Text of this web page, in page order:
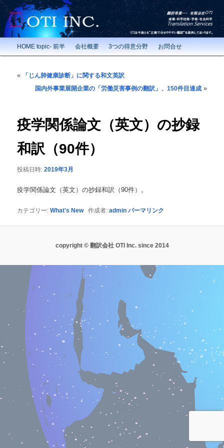
翻訳専業のOTI Inc.
翻訳専業で30年以上の実績 神奈川県綾瀬市の翻訳会社OTI Inc.
メインメニュー
メインコンテンツへ移動
HOME topic- 前半 会社概要 3つの得意分野 お問合せ
投稿ナビゲーション
«
「じん肺健康診断」に関する和文英訳
国内外事業展開企業の「労働災害事例の翻訳」、150件目達成»
疫学関係論文（英文）の抄録
和訳（90件）
投稿日時:2019年3月
疫学関係論文（英文）の抄録和訳（90件）。
カテゴリー:What's New作成者:admin パーマリンク
copyright © 翻訳会社 OTI Inc. since 2014